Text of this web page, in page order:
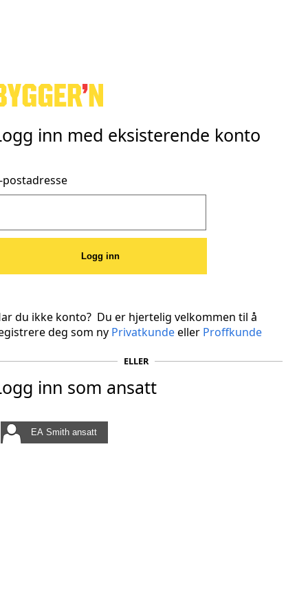
inn med eksisterende konto
postadresse
Logg inn
du ikke konto? Du er hjertelig velkommen til å
deg som ny Privatkundeeller Proffkunde
ELLER
inn som ansatt
EA Smith ansatt